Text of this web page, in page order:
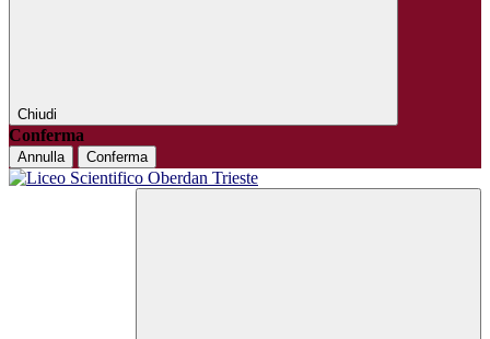
Chiudi
Conferma
Annulla Conferma